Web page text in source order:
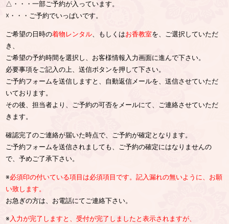
△・・・一部ご予約が入っています。
☓・・・ご予約でいっぱいです。
ご希望の日時の着物レンタル、もしくはお香教室を、ご選択していただ
き、
ご希望の予約時間を選択し、お客様情報入力画面に進んで下さい。
必要事項をご記入の上、送信ボタンを押して下さい。
ご予約フォームを送信しますと、自動返信メールを、送信させていただ
いております。
その後、担当者より、ご予約の可否をメールにて、ご連絡させていただ
きます。
確認完了のご連絡が届いた時点で、ご予約が確定となります。
ご予約フォームを送信されましても、ご予約の確定にはなりませんの
で、予めご了承下さい。
※必須印の付いている項目は必須項目です。記入漏れの無いように、お願
い致します。
お急ぎの方は、お電話にてご連絡下さい。
※ 入力が完了しますと、受付が完了しましたと表示されますが、